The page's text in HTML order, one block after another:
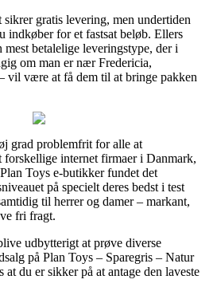
gratis levering, men undertiden
indkøber for et fastsat beløb. Ellers
betalelige leveringstype, der i
om man er nær Fredericia,
vil være at få dem til at bringe pakken
grad problemfrit for alle at
forskellige internet firmaer i Danmark,
Toys e-butikker fundet det
på specielt deres bedst i test
til herrer og damer – markant,
fri fragt.
udbytterigt at prøve diverse
på Plan Toys – Sparegris – Natur
at du er sikker på at antage den laveste